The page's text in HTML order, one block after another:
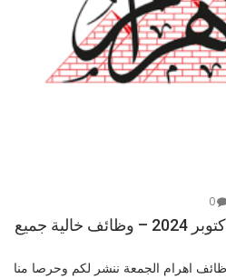
0
وظائف اهرام الجمعة 18 اكتوبر 2024 – وظائف خالية جميع
وظائف اهرام الجمعة ننشر لكم وحرصا منا